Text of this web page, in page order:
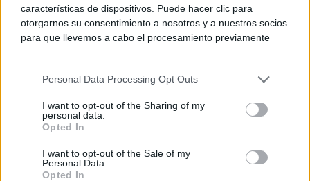
características de dispositivos. Puede hacer clic para
otorgarnos su consentimiento a nosotros y a nuestros socios
para que llevemos a cabo el procesamiento previamente
negar su consentimiento. Tenga en cuenta que algún
de su consentimiento, pero usted tiene el derecho de
rechazar tal procesamiento. Sus preferencias se aplicarán
cualquier momento entrando de nuevo en este sitio web o
visitando nuestra política de privacidad.
Personal Data Processing Opt Outs
I want to opt-out of the Sharing of my
personal data.
Opted In
I want to opt-out of the Sale of my
Personal Data.
Opted In